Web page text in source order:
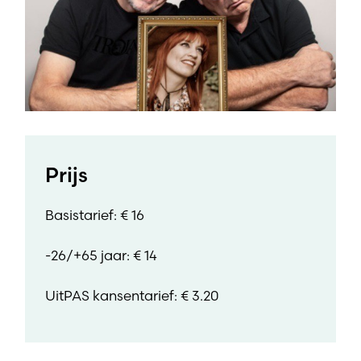
Prijs
Basistarief: € 16
-26/+65 jaar: € 14
UitPAS kansentarief: € 3.20